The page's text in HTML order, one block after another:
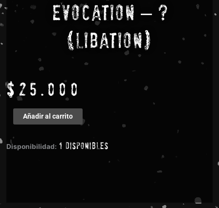
Evocation – ?
(Libation)
$ 25.000
Evocation
(Libation)
Añadir al carrito
Disponibilidad: 1 disponibles